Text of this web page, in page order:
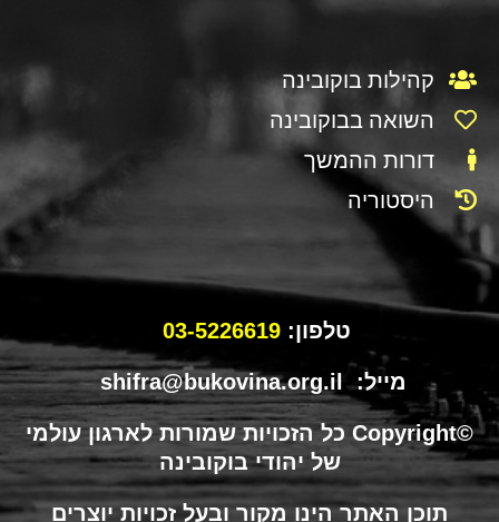
קהילות בוקובינה
השואה בבוקובינה
דורות ההמשך
היסטוריה
טלפון:03-5226619
מייל: shifra@bukovina.org.il
©Copyright כל הזכויות שמורות לארגון עולמי
של יהודי בוקובינה
תוכן האתר הינו מקור ובעל זכויות יוצרים